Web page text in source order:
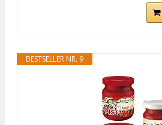
BESTSELLER NR. 9